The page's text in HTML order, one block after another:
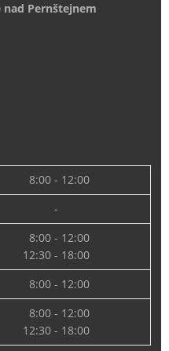
Pernštejnem
8:00 - 12:00
-
8:00 - 12:00
12:30 - 18:00
8:00 - 12:00
8:00 - 12:00
12:30 - 18:00